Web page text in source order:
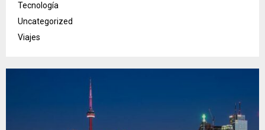
Tecnología
Uncategorized
Viajes